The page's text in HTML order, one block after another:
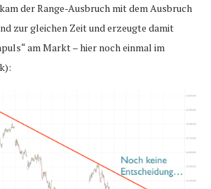
der Range-Ausbruch mit dem Ausbruch
zur gleichen Zeit und erzeugte damit
am Markt – hier noch einmal im